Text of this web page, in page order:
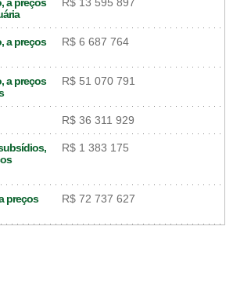
a preços
R$ 13 595 897
a preços
R$ 6 687 764
a preços
R$ 51 070 791
R$ 36 311 929
R$ 1 383 175
preços
R$ 72 737 627